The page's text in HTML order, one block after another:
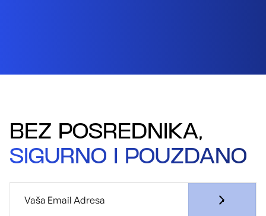
BEZ POSREDNIKA,
SIGURNO I POUZDANO